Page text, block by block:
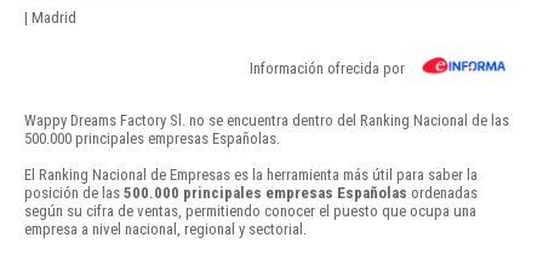
| Madrid
Información ofrecida por
Wappy Dreams Factory Sl. no se encuentra dentro del Ranking Nacional de las
500.000 principales empresas Españolas.
El Ranking Nacional de Empresas es la herramienta más útil para saber la
posición de las 500.000 principales empresas Españolas ordenadas
según su cifra de ventas, permitiendo conocer el puesto que ocupa una
empresa a nivel nacional, regional y sectorial.